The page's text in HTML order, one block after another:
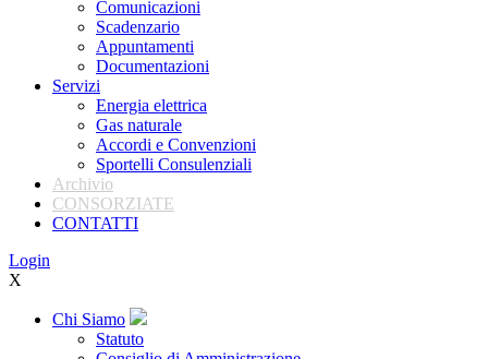
Comunicazioni
Scadenzario
Appuntamenti
Documentazioni
Servizi
Energia elettrica
Gas naturale
Accordi e Convenzioni
Sportelli Consulenziali
Archivio
CONSORZIATE
CONTATTI
Login
X
Chi Siamo
Statuto